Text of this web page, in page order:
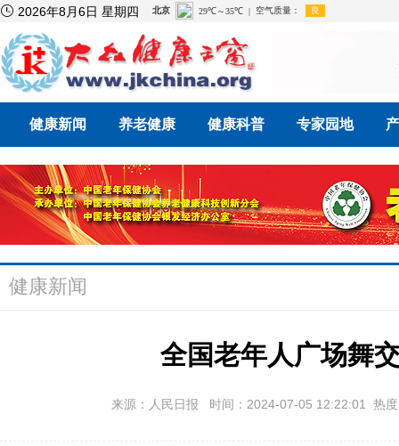
 2026年8月6日 星期四
健康新闻 养老健康 健康科普 专家园地
健康新闻
全国老年人广场舞
来源：人民日报 时间：2024-07-05 12:22:01 热